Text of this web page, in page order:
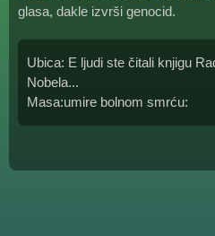
glasa, dakle izvrši genocid.
Ubica: E ljudi ste čitali knjigu
Nobela...
Masa:umire bolnom smrću: